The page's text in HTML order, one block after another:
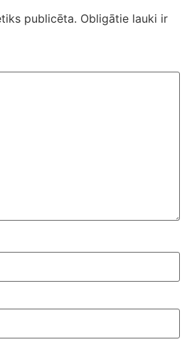
publicēta. Obligātie lauki ir